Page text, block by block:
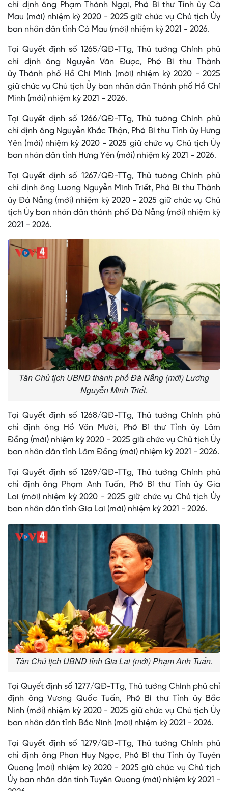
chỉ định ông Phạm Thành Ngại, Phó Bí thư Tỉnh ủy Cà
Mau (mới) nhiệm kỳ 2020 - 2025 giữ chức vụ Chủ tịch Ủy
ban nhân dân tỉnh Cà Mau (mới) nhiệm kỳ 2021 - 2026.
Tại Quyết định số 1265/QĐ-TTg, Thủ tướng Chính phủ
chỉ định ông Nguyễn Văn Được, Phó Bí thư Thành
ủy Thành phố Hồ Chí Minh (mới) nhiệm kỳ 2020 - 2025
giữ chức vụ Chủ tịch Ủy ban nhân dân Thành phố Hồ Chí
Minh (mới) nhiệm kỳ 2021 - 2026.
Tại Quyết định số 1266/QĐ-TTg, Thủ tướng Chính phủ
chỉ định ông Nguyễn Khắc Thận, Phó Bí thư Tỉnh ủy Hưng
Yên (mới) nhiệm kỳ 2020 - 2025 giữ chức vụ Chủ tịch Ủy
ban nhân dân tỉnh Hưng Yên (mới) nhiệm kỳ 2021 - 2026.
Tại Quyết định số 1267/QĐ-TTg, Thủ tướng Chính phủ
chỉ định ông Lương Nguyễn Minh Triết, Phó Bí thư Thành
ủy Đà Nẵng (mới) nhiệm kỳ 2020 - 2025 giữ chức vụ Chủ
tịch Ủy ban nhân dân thành phố Đà Nẵng (mới) nhiệm kỳ
2021 - 2026.
Tân Chủ tịch UBND thành phố Đà Nẵng (mới) Lương
Nguyễn Minh Triết.
Tại Quyết định số 1268/QĐ-TTg, Thủ tướng Chính phủ
chỉ định ông Hồ Văn Mười, Phó Bí thư Tỉnh ủy Lâm
Đồng (mới) nhiệm kỳ 2020 - 2025 giữ chức vụ Chủ tịch Ủy
ban nhân dân tỉnh Lâm Đồng (mới) nhiệm kỳ 2021 - 2026.
Tại Quyết định số 1269/QĐ-TTg, Thủ tướng Chính phủ
chỉ định ông Phạm Anh Tuấn, Phó Bí thư Tỉnh ủy Gia
Lai (mới) nhiệm kỳ 2020 - 2025 giữ chức vụ Chủ tịch Ủy
ban nhân dân tỉnh Gia Lai (mới) nhiệm kỳ 2021 - 2026.
Tân Chủ tịch UBND tỉnh Gia Lai (mới) Phạm Anh Tuấn.
Tại Quyết định số 1277/QĐ-TTg, Thủ tướng Chính phủ chỉ
định ông Vương Quốc Tuấn, Phó Bí thư Tỉnh ủy Bắc
Ninh (mới) nhiệm kỳ 2020 - 2025 giữ chức vụ Chủ tịch Ủy
ban nhân dân tỉnh Bắc Ninh (mới) nhiệm kỳ 2021 - 2026.
Tại Quyết định số 1279/QĐ-TTg, Thủ tướng Chính phủ
chỉ định ông Phan Huy Ngọc, Phó Bí thư Tỉnh ủy Tuyên
Quang (mới) nhiệm kỳ 2020 - 2025 giữ chức vụ Chủ tịch
Ủy ban nhân dân tỉnh Tuyên Quang (mới) nhiệm kỳ 2021 -